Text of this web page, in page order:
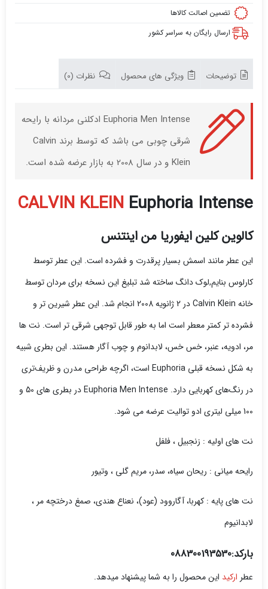
تضمین اصالت کالاها
ارسال رایگان به سراسر کشور
توضیحات ویژگی های محصول نظرات (0)
Euphoria Men Intense ادکلنی مردانه با رایحه
شرقی چوبی می باشد که توسط برند Calvin
Klein و در سال 2008 به بازار عرضه شده است.
CALVIN KLEIN Euphoria Intense
کالوین کلین ایفوریا من اینتنس
این عطر مانند اسمش بسیار پرقدرت و فشرده است. این عطر توسط
کارلوس بنایم,لوک دانگ ساخته شد تبلیغ این نسخه برای مردان توسط
خانه Calvin Klein در 2 ژانویه 2008 انجام شد. این عطر شیرین تر و
فشرده تر کمتر معطر است اما به طور قابل توجهی شرقی تر است. نت ها
مر، ادویه، عنبر، خس خس، لابدانوم و چوب آگار هستند. این بطری شبیه
به شکل نسخه قبلی Euphoria است، اگرچه طراحی مدرن و ظریف‌تری
در رنگ‌های کهربایی دارد. Euphoria Men Intense در بطری های 50 و
100 میلی لیتری ادو توالیت عرضه می شود.
نت های اولیه : زنجبیل ، فلفل
رایحه میانی : ریحان سیاه، سدر، مریم گلی ، وتیور
نت های پایه : کهربا، آگاروود (عود)، نعناع هندی، صمغ درختچه مر ،
لابدانیوم
بارکد:088300193530
عطر ارکید این محصول را به شما پیشنهاد میدهد.